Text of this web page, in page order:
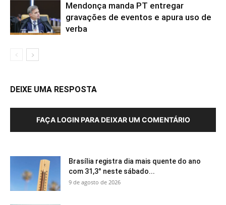
Mendonça manda PT entregar
gravações de eventos e apura uso de
verba
DEIXE UMA RESPOSTA
FAÇA LOGIN PARA DEIXAR UM COMENTÁRIO
Brasília registra dia mais quente do ano
com 31,3° neste sábado...
9 de agosto de 2026